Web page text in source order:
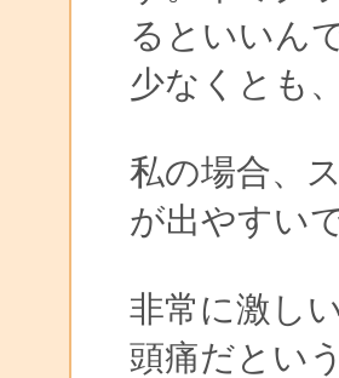
るといいん
少なくとも
私の場合、
が出やすい
非常に激し
頭痛だとい